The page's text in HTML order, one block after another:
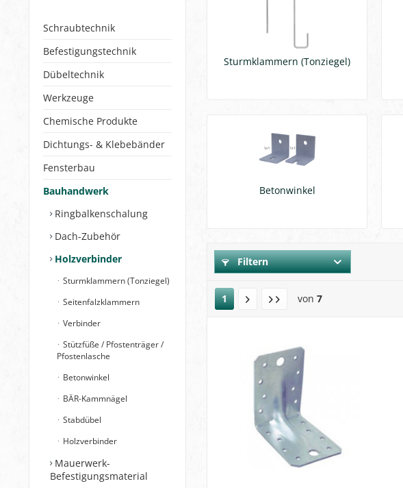
Schraubtechnik
Befestigungstechnik
Dübeltechnik
Werkzeuge
Chemische Produkte
Dichtungs- & Klebebänder
Fensterbau
Bauhandwerk
Ringbalkenschalung
Dach-Zubehör
Holzverbinder
Sturmklammern (Tonziegel)
Seitenfalzklammern
Verbinder
Stützfüße / Pfostenträger /
Pfostenlasche
Betonwinkel
BÄR-Kammnägel
Stabdübel
Holzverbinder
Mauerwerk-
Befestigungsmaterial
Sturmklammern (Tonziegel)
Betonwinkel
Filtern
1 von 7